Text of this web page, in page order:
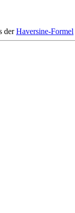
derHaversine-Formel